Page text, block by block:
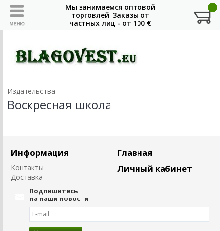
Издательства
Воскресная школа
Информация
Контакты
Доставка
Главная
Личный кабинет
Подпишитесь
на наши новости